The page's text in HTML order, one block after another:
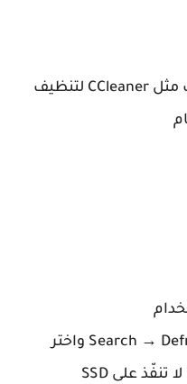
استخدم Disk Cleanup أو أدوات مثل CCleaner لتنظيف
Search → Defragment and Optimize Drives واختر